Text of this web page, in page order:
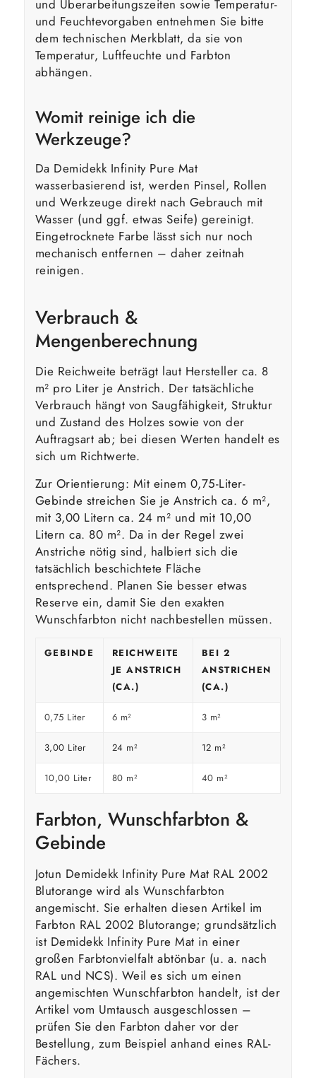
und Überarbeitungszeiten sowie Temperatur-
und Feuchtevorgaben entnehmen Sie bitte
dem technischen Merkblatt, da sie von
Temperatur, Luftfeuchte und Farbton
abhängen.
Womit reinige ich die
Werkzeuge?
Da Demidekk Infinity Pure Mat
wasserbasierend ist, werden Pinsel, Rollen
und Werkzeuge direkt nach Gebrauch mit
Wasser (und ggf. etwas Seife) gereinigt.
Eingetrocknete Farbe lässt sich nur noch
mechanisch entfernen – daher zeitnah
reinigen.
Verbrauch &
Mengenberechnung
Die Reichweite beträgt laut Hersteller ca. 8
m² pro Liter je Anstrich. Der tatsächliche
Verbrauch hängt von Saugfähigkeit, Struktur
und Zustand des Holzes sowie von der
Auftragsart ab; bei diesen Werten handelt es
sich um Richtwerte.
Zur Orientierung: Mit einem 0,75-Liter-
Gebinde streichen Sie je Anstrich ca. 6 m²,
mit 3,00 Litern ca. 24 m² und mit 10,00
Litern ca. 80 m². Da in der Regel zwei
Anstriche nötig sind, halbiert sich die
tatsächlich beschichtete Fläche
entsprechend. Planen Sie besser etwas
Reserve ein, damit Sie den exakten
Wunschfarbton nicht nachbestellen müssen.
GEBINDE
REICHWEITE
JE ANSTRICH
(CA.)
BEI 2
ANSTRICHEN
(CA.)
0,75 Liter 6 m² 3 m²
3,00 Liter 24 m² 12 m²
10,00 Liter 80 m² 40 m²
Farbton, Wunschfarbton &
Gebinde
Jotun Demidekk Infinity Pure Mat RAL 2002
Blutorange wird als Wunschfarbton
angemischt. Sie erhalten diesen Artikel im
Farbton RAL 2002 Blutorange; grundsätzlich
ist Demidekk Infinity Pure Mat in einer
großen Farbtonvielfalt abtönbar (u. a. nach
RAL und NCS). Weil es sich um einen
angemischten Wunschfarbton handelt, ist der
Artikel vom Umtausch ausgeschlossen –
prüfen Sie den Farbton daher vor der
Bestellung, zum Beispiel anhand eines RAL-
Fächers.